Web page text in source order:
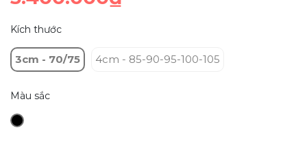
Kích thước
3cm - 70/75 4cm - 85-90-95-100-105
Màu sắc